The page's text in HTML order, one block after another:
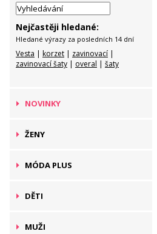
Nejčastěji hledané:
Hledané výrazy za posledních 14 dní
Vesta | korzet | zavinovací |
zavinovací šaty | overal | šaty
NOVINKY
ŽENY
MÓDA PLUS
DĚTI
MUŽI